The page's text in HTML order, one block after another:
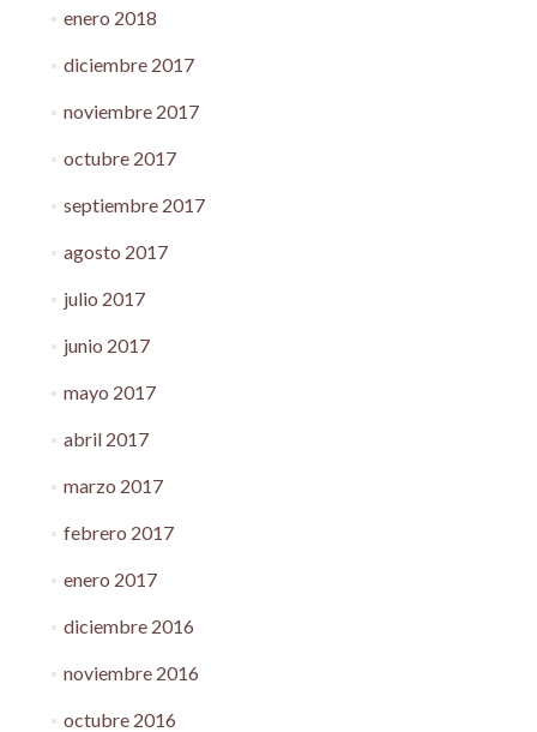
enero 2018
diciembre 2017
noviembre 2017
octubre 2017
septiembre 2017
agosto 2017
julio 2017
junio 2017
mayo 2017
abril 2017
marzo 2017
febrero 2017
enero 2017
diciembre 2016
noviembre 2016
octubre 2016